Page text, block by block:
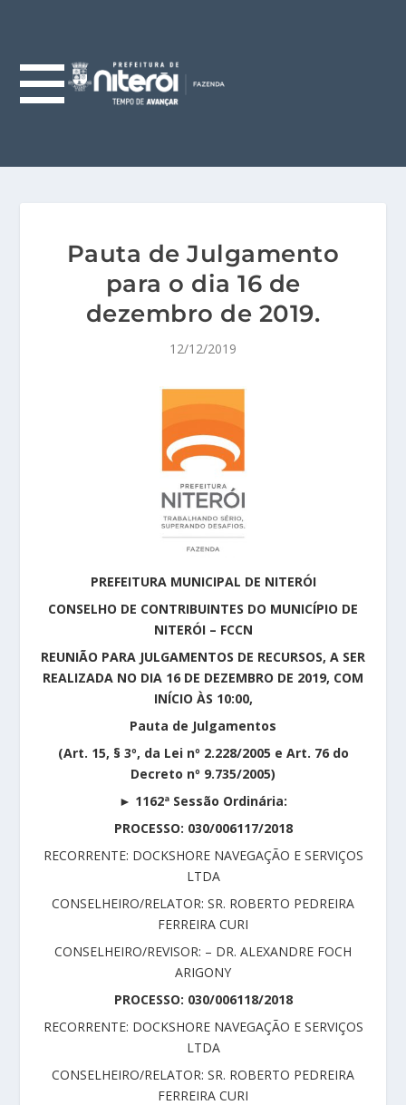
Pauta de Julgamento
para o dia 16 de
dezembro de 2019.
12/12/2019
PREFEITURA MUNICIPAL DE NITERÓI
CONSELHO DE CONTRIBUINTES DO MUNICÍPIO DE
NITERÓI – FCCN
REUNIÃO PARA JULGAMENTOS DE RECURSOS, A SER
REALIZADA NO DIA 16 DE DEZEMBRO DE 2019, COM
INÍCIO ÀS 10:00,
Pauta de Julgamentos
(Art. 15, § 3º, da Lei nº 2.228/2005 e Art. 76 do
Decreto nº 9.735/2005)
► 1162ª Sessão Ordinária:
PROCESSO: 030/006117/2018
RECORRENTE: DOCKSHORE NAVEGAÇÃO E SERVIÇOS
LTDA
CONSELHEIRO/RELATOR: SR. ROBERTO PEDREIRA
FERREIRA CURI
CONSELHEIRO/REVISOR: – DR. ALEXANDRE FOCH
ARIGONY
PROCESSO: 030/006118/2018
RECORRENTE: DOCKSHORE NAVEGAÇÃO E SERVIÇOS
LTDA
CONSELHEIRO/RELATOR: SR. ROBERTO PEDREIRA
FERREIRA CURI